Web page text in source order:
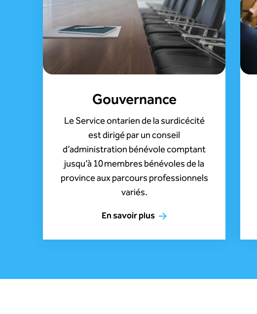
Gouvernance
Le Service ontarien de la surdicécité
est dirigé par un conseil
d’administration bénévole comptant
jusqu’à 10 membres bénévoles de la
province aux parcours professionnels
variés.
En savoir plus